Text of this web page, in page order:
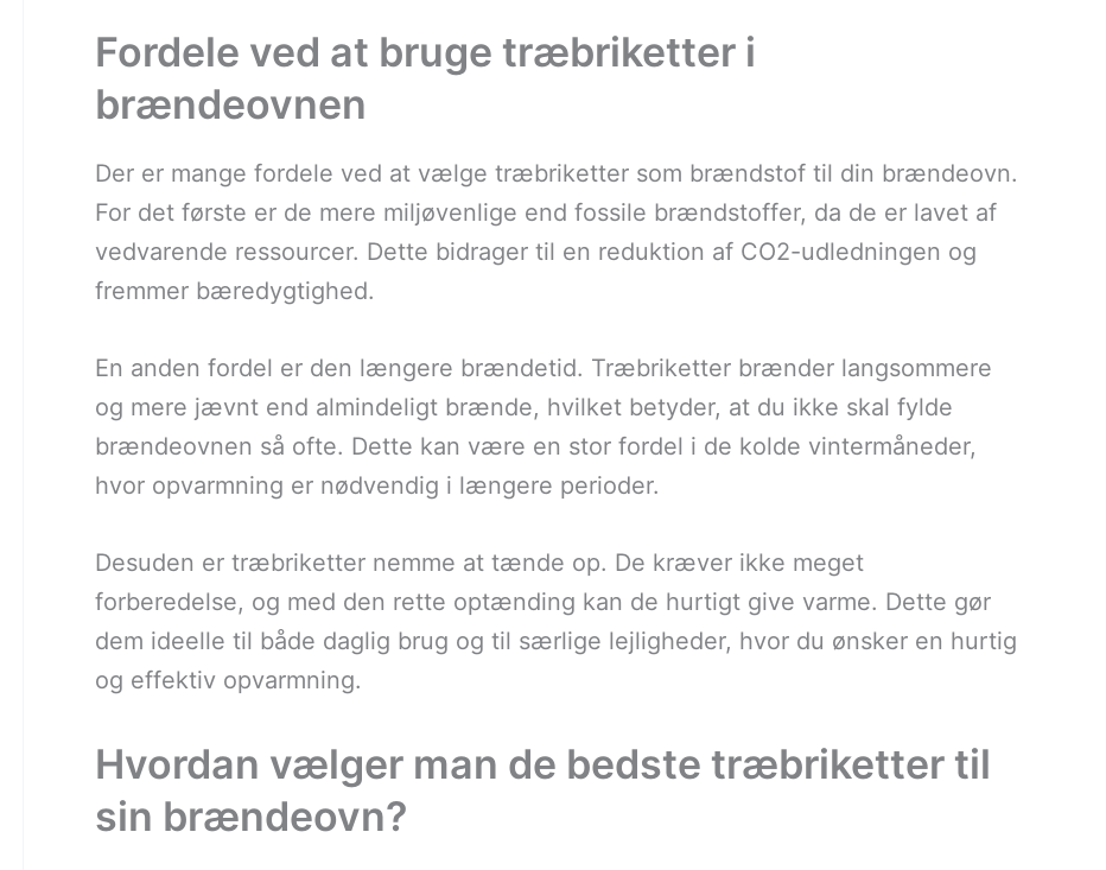
Fordele ved at bruge træbriketter i
brændeovnen
Der er mange fordele ved at vælge træbriketter som brændstof til din brændeovn.
For det første er de mere miljøvenlige end fossile brændstoffer, da de er lavet af
vedvarende ressourcer. Dette bidrager til en reduktion af CO2-udledningen og
fremmer bæredygtighed.
En anden fordel er den længere brændetid. Træbriketter brænder langsommere
og mere jævnt end almindeligt brænde, hvilket betyder, at du ikke skal fylde
brændeovnen så ofte. Dette kan være en stor fordel i de kolde vintermåneder,
hvor opvarmning er nødvendig i længere perioder.
Desuden er træbriketter nemme at tænde op. De kræver ikke meget
forberedelse, og med den rette optænding kan de hurtigt give varme. Dette gør
dem ideelle til både daglig brug og til særlige lejligheder, hvor du ønsker en hurtig
og effektiv opvarmning.
Hvordan vælger man de bedste træbriketter til
sin brændeovn?